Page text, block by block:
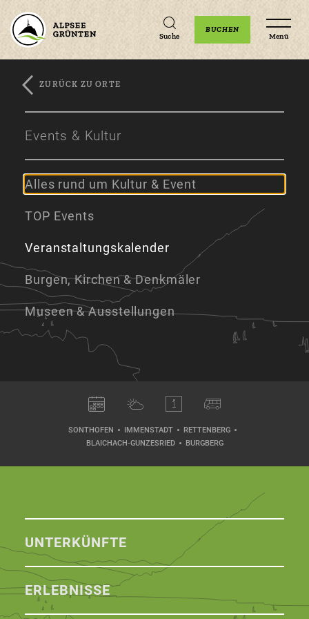
Zum
Zur
Zum
Suche
BUCHEN
Menü
ZURÜCK ZU ORTE
Events & Kultur
Alles rund um Kultur & Event
TOP Events
Veranstaltungskalender
Burgen, Kirchen & Denkmäler
Museen & Ausstellungen
SONTHOFEN IMMENSTADT
RETTENBERG
BLAICHACH-GUNZESRIED
BURGBERG
UNTERKÜNFTE
ERLEBNISSE
Unterkünfte Veranstaltungen